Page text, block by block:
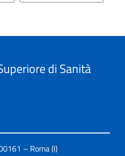
di Sanità
– Roma (I)